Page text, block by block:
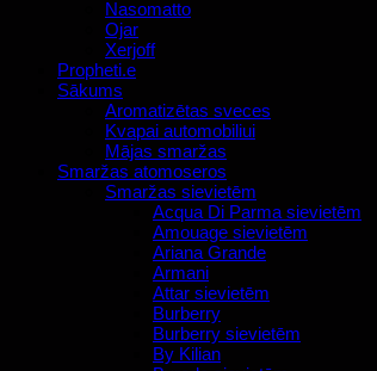
Nasomatto
Ojar
Xerjoff
Propheti.e
Sākums
Aromatizētas sveces
Kvapai automobiliui
Mājas smaržas
Smaržas atomoseros
Smaržas sievietēm
Acqua Di Parma sievietēm
Amouage sievietēm
Ariana Grande
Armani
Attar sievietēm
Burberry
Burberry sievietēm
By Kilian